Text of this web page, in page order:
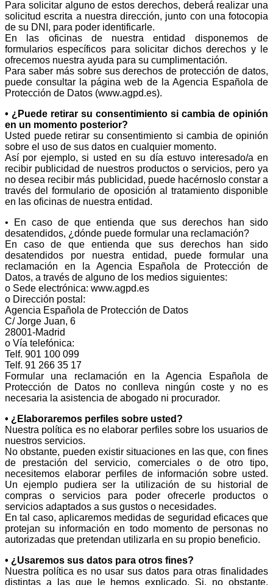
Para solicitar alguno de estos derechos, deberá realizar una
solicitud escrita a nuestra dirección, junto con una fotocopia
de su DNI, para poder identificarle.
En las oficinas de nuestra entidad disponemos de
formularios específicos para solicitar dichos derechos y le
ofrecemos nuestra ayuda para su cumplimentación.
Para saber más sobre sus derechos de protección de datos,
puede consultar la página web de la Agencia Española de
Protección de Datos (www.agpd.es).
• ¿Puede retirar su consentimiento si cambia de opinión
en un momento posterior?
Usted puede retirar su consentimiento si cambia de opinión
sobre el uso de sus datos en cualquier momento.
Así por ejemplo, si usted en su día estuvo interesado/a en
recibir publicidad de nuestros productos o servicios, pero ya
no desea recibir más publicidad, puede hacérnoslo constar a
través del formulario de oposición al tratamiento disponible
en las oficinas de nuestra entidad.
• En caso de que entienda que sus derechos han sido
desatendidos, ¿dónde puede formular una reclamación?
En caso de que entienda que sus derechos han sido
desatendidos por nuestra entidad, puede formular una
reclamación en la Agencia Española de Protección de
Datos, a través de alguno de los medios siguientes:
o Sede electrónica: www.agpd.es
o Dirección postal:
Agencia Española de Protección de Datos
C/ Jorge Juan, 6
28001-Madrid
o Vía telefónica:
Telf. 901 100 099
Telf. 91 266 35 17
Formular una reclamación en la Agencia Española de
Protección de Datos no conlleva ningún coste y no es
necesaria la asistencia de abogado ni procurador.
• ¿Elaboraremos perfiles sobre usted?
Nuestra política es no elaborar perfiles sobre los usuarios de
nuestros servicios.
No obstante, pueden existir situaciones en las que, con fines
de prestación del servicio, comerciales o de otro tipo,
necesitemos elaborar perfiles de información sobre usted.
Un ejemplo pudiera ser la utilización de su historial de
compras o servicios para poder ofrecerle productos o
servicios adaptados a sus gustos o necesidades.
En tal caso, aplicaremos medidas de seguridad eficaces que
protejan su información en todo momento de personas no
autorizadas que pretendan utilizarla en su propio beneficio.
• ¿Usaremos sus datos para otros fines?
Nuestra política es no usar sus datos para otras finalidades
distintas a las que le hemos explicado. Si, no obstante,